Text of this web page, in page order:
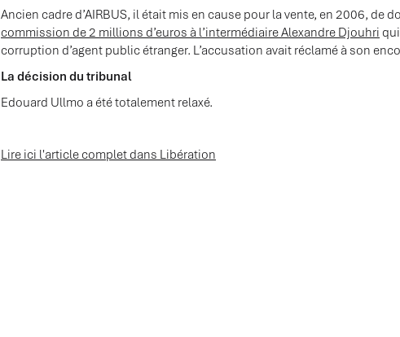
Ancien cadre d’AIRBUS, il était mis en cause pour la vente, en 2006, de
commission de 2 millions d’euros à l’intermédiaire Alexandre Djouhri
corruption d’agent public étranger. L’accusation avait réclamé à son
La décision du tribunal
Edouard Ullmo a été totalement relaxé.
Lire ici l'article complet dans Libération